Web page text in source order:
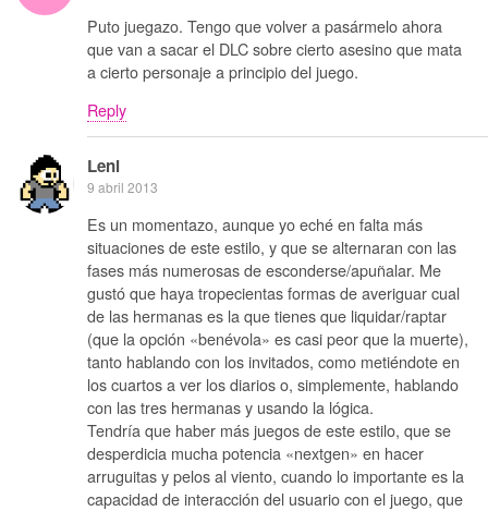
Puto juegazo. Tengo que volver a pasármelo ahora
que van a sacar el DLC sobre cierto asesino que mata
a cierto personaje a principio del juego.
Reply
Leni
9 abril 2013
Es un momentazo, aunque yo eché en falta más
situaciones de este estilo, y que se alternaran con las
fases más numerosas de esconderse/apuñalar. Me
gustó que haya tropecientas formas de averiguar cual
de las hermanas es la que tienes que liquidar/raptar
(que la opción «benévola» es casi peor que la muerte),
tanto hablando con los invitados, como metiéndote en
los cuartos a ver los diarios o, simplemente, hablando
con las tres hermanas y usando la lógica.
Tendría que haber más juegos de este estilo, que se
desperdicia mucha potencia «nextgen» en hacer
arruguitas y pelos al viento, cuando lo importante es la
capacidad de interacción del usuario con el juego, que